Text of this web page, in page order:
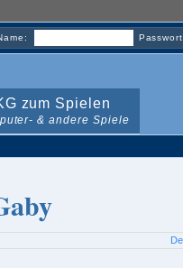
zum Spielen
& andere Spiele